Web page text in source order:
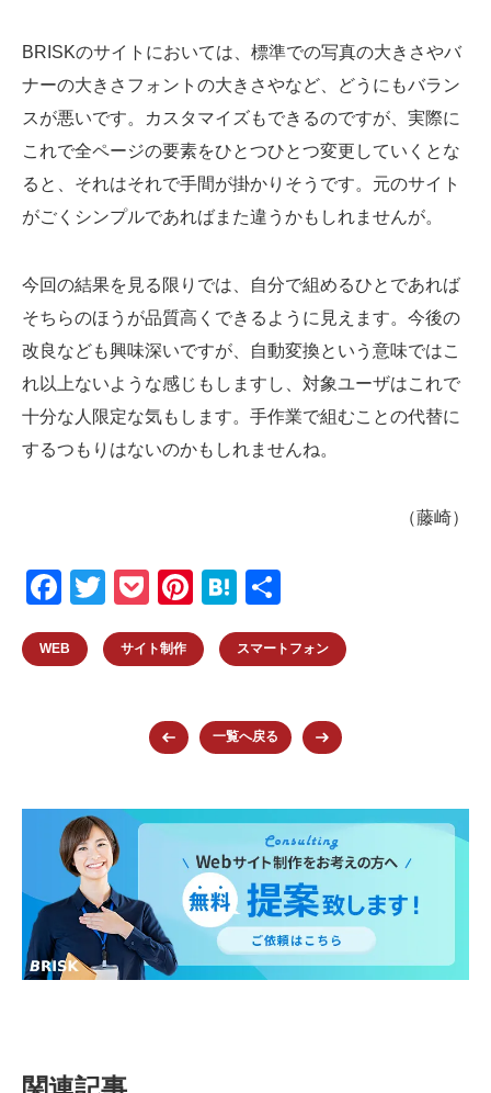
BRISKのサイトにおいては、標準での写真の大きさやバ
ナーの大きさフォントの大きさやなど、どうにもバラン
スが悪いです。カスタマイズもできるのですが、実際に
これで全ページの要素をひとつひとつ変更していくとな
ると、それはそれで手間が掛かりそうです。元のサイト
がごくシンプルであればまた違うかもしれませんが。
今回の結果を見る限りでは、自分で組めるひとであれば
そちらのほうが品質高くできるように見えます。今後の
改良なども興味深いですが、自動変換という意味ではこ
れ以上ないような感じもしますし、対象ユーザはこれで
十分な人限定な気もします。手作業で組むことの代替に
するつもりはないのかもしれませんね。
（藤崎）
F
a
c
k
T
wi
tt
P
o
ck
Pi
er
st
H
at
e
a
有
WEB サイト制作 スマートフォン
一覧へ戻る